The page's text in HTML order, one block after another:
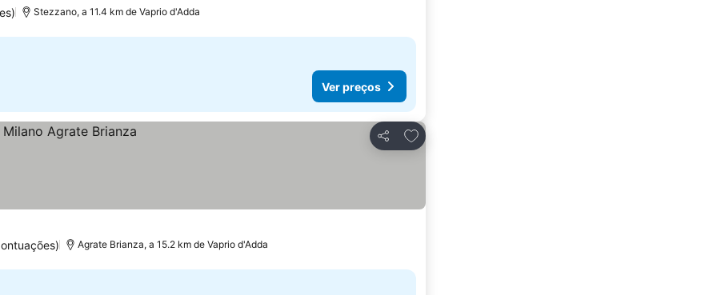
Stezzano, a 11.4 km de Vaprio d'Adda
Ver preços
Partilhar
Adicionar aos favoritos
Agrate Brianza, a 15.2 km de Vaprio d'Adda